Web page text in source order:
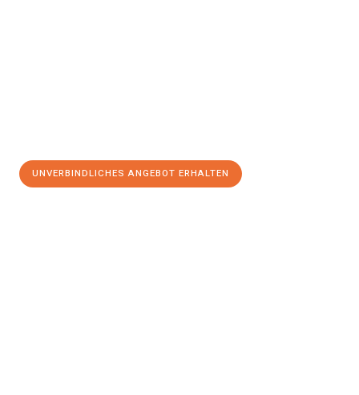
UNVERBINDLICHES ANGEBOT ERHALTEN